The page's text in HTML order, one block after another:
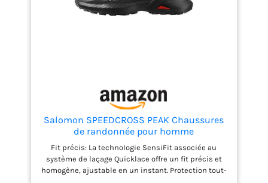
Salomon SPEEDCROSS PEAK Chaussures
de randonnée pour homme
Fit précis: La technologie SensiFit associée au
système de laçage Quicklace offre un fit précis et
homogène, ajustable en un instant. Protection tout-